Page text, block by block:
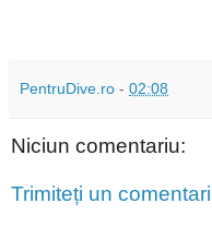
PentruDive.ro - 02:08
Niciun comentariu:
Trimiteți un